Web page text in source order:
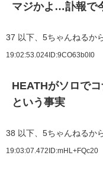
マジかよ…訃報で
37 以下、5ちゃんねるか
19:02:53.024 ID:9CO63b0I0
HEATHがソロで
という事実
38 以下、5ちゃんねるか
19:03:07.472 ID:mHL+FQc20